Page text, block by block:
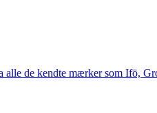
de kendte mærker som Ifö,